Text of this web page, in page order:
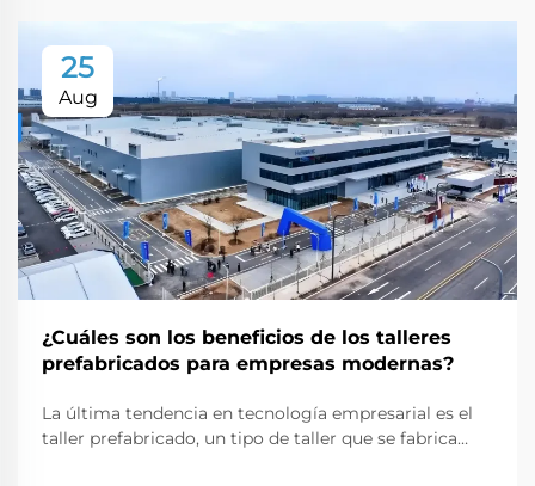
25
Aug
¿Cuáles son los beneficios de los talleres
prefabricados para empresas modernas?
La última tendencia en tecnología empresarial es el
taller prefabricado, un tipo de taller que se fabrica